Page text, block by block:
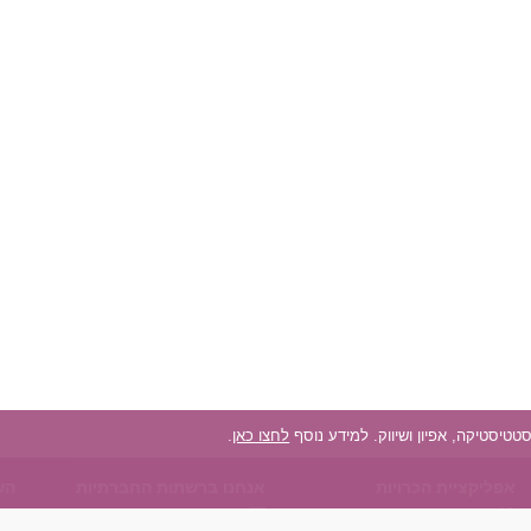
לחצו כאן.